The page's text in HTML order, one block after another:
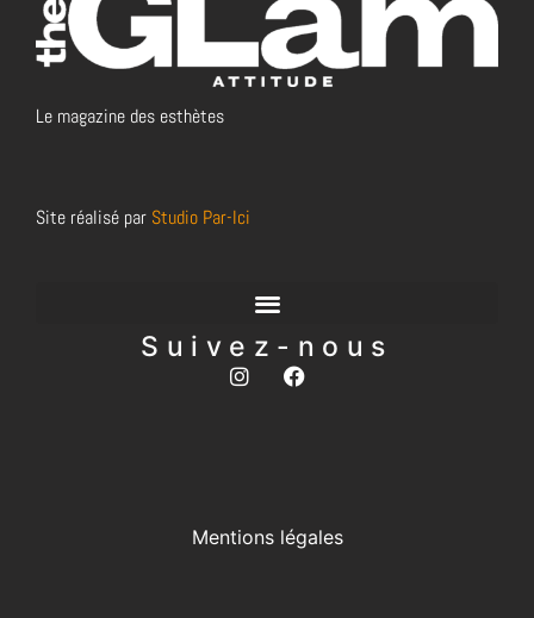
Le magazine des esthètes
Site réalisé par Studio Par-Ici
Suivez-nous
Mentions légales